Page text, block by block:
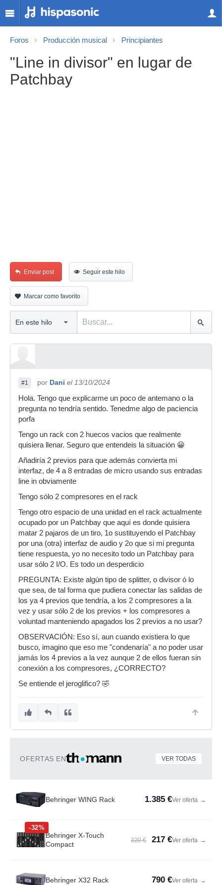
Foros Producción musical Principiantes
"Line in divisor" en lugar de
Patchbay
Enviar post Seguir este hilo
Marcar como favorito
#1 por Dani el 13/10/2024
Hola. Tengo que explicarme un poco de antemano o la
pregunta no tendría sentido. Tenedme algo de paciencia
porfa
Tengo un rack con 2 huecos vacios que realmente
quisiera llenar. Seguro que entendeis la situación 😀
Añadiría 2 previos para que además convierta mi
interfaz, de 4 a 8 entradas de micro usando sus entradas
line in obviamente
Tengo sólo 2 compresores en el rack
Tengo otro espacio de una unidad en el rack actualmente
ocupado por un Patchbay que aquí es donde quisiera
matar 2 pajaros de un tiro, 1o sustituyendo el Patchbay
por una (otra) interfaz de audio y 2o que si mi pregunta
tiene respuesta, yo no necesito todo un Patchbay para
usar sólo 2 I/O. Es todo un desperdicio
PREGUNTA: Existe algún tipo de splitter, o divisor ó lo
que sea, de tal forma que pudiera conectar las salidas de
los ya 4 previos que tendría, a los 2 compresores a la
vez y usar sólo 2 de los previos + los compresores a
voluntad manteniendo apagados los 2 previos a no usar?
OBSERVACIÓN: Eso sí, aun cuando existiera lo que
busco, imagino que eso me "condenaría" a no poder usar
jamás los 4 previos a la vez aunque 2 de ellos fueran sin
conexión a los compresores, ¿CORRECTO?
Se entiende el jeroglifico? 🤣
OFERTAS EN VER TODAS
Behringer WING Rack 1.385 €Ver oferta →
-32%
Behringer X-Touch
Compact
320 € 217 €Ver oferta →
Behringer X32 Rack 790 €Ver oferta →